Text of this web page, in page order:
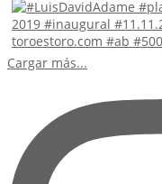
Cargar más...